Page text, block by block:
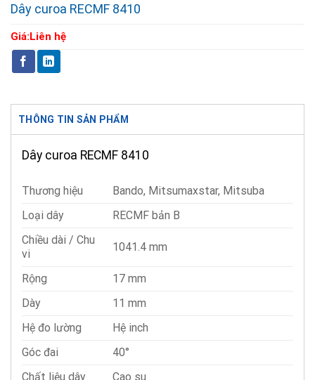
Dây curoa RECMF 8410
Giá: Liên hệ
THÔNG TIN SẢN PHẨM
Dây curoa RECMF 8410
Thương hiệu
Bando, Mitsumaxstar, Mitsuba
Loại dây
RECMF bản B
Chiều dài / Chu
vi
1041.4 mm
Rộng
17 mm
Dày
11 mm
Hệ đo lường
Hệ inch
Góc đai
40°
Chất liệu dây
Cao su